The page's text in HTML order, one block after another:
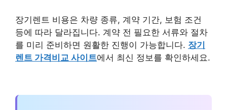
장기렌트 비용은 차량 종류, 계약 기간, 보험 조건
등에 따라 달라집니다. 계약 전 필요한 서류와 절차
를 미리 준비하면 원활한 진행이 가능합니다. 장기
렌트 가격비교 사이트에서 최신 정보를 확인하세요.